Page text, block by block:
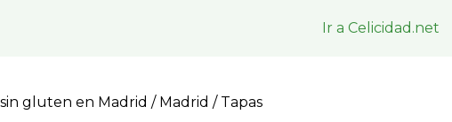
Ir a Celicidad.net
gluten en Madrid/ Madrid / Tapas